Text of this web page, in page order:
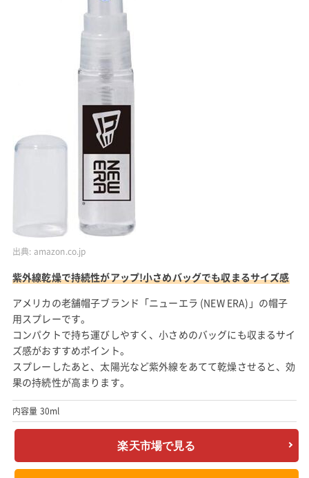
出典: amazon.co.jp
紫外線乾燥で持続性がアップ!小さめバッグでも収まるサイズ感
アメリカの老舗帽子ブランド「ニューエラ (NEW ERA)」の帽子
用スプレーです。
コンパクトで持ち運びしやすく、小さめのバッグにも収まるサイ
ズ感がおすすめポイント。
スプレーしたあと、太陽光など紫外線をあてて乾燥させると、効
果の持続性が高まります。
内容量 30ml
楽天市場で見る